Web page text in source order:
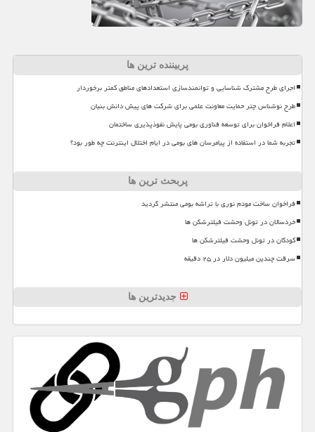
پربیننده ترین ها
اجرای طرح مشترک شناسایی و توانمندسازی استعدادهای مناطق کمتر برخوردار
طرح نوشناس چتر حمایت معاونت علمی برای شرکت های پیش دانش بنیان
اعلام فراخوان برای توسعه فناوری بومی پایش نفوذپذیری ساختمان
تجربه شما در استفاده از پیامرسان های بومی در ایام اختلال اینترنت چه طور بود؟
پربحث ترین ها
فراخوان ساخت مودم نوری با تراشه بومی منتشر گردید
خردسالان در تونل وحشت فیلترشکن ها
کودکان در تونل وحشت فیلترشکن ها
سرقت چندین میلیون دلار در ۲۵ دقیقه
جدیدترین ها